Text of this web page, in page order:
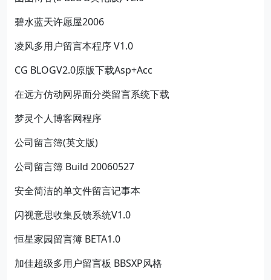
碧水蓝天许愿屋2006
凌风多用户留言本程序 V1.0
CG BLOGV2.0原版下载Asp+Acc
在远方仿动网界面分类留言系统下载
梦灵个人博客网程序
公司留言簿(英文版)
公司留言簿 Build 20060527
安全简洁的单文件留言记事本
闪视意思收集反馈系统V1.0
恒星家园留言簿 BETA1.0
加佳超级多用户留言板 BBSXP风格